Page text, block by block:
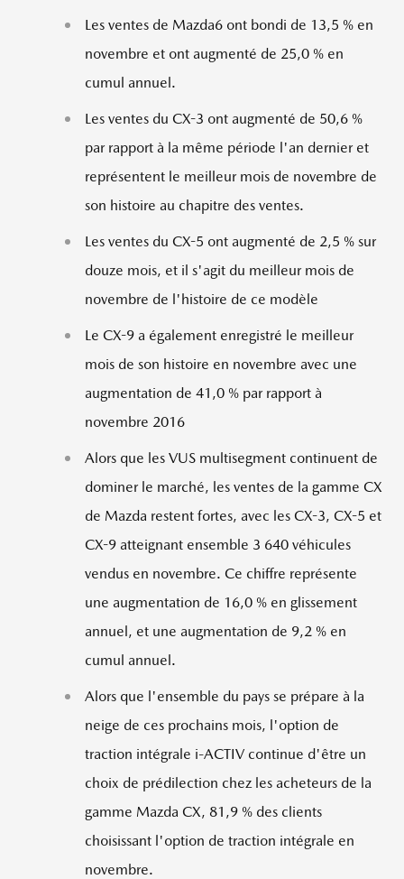
Les ventes de Mazda6 ont bondi de 13,5 % en
novembre et ont augmenté de 25,0 % en
cumul annuel.
Les ventes du CX-3 ont augmenté de 50,6 %
par rapport à la même période l'an dernier et
représentent le meilleur mois de novembre de
son histoire au chapitre des ventes.
Les ventes du CX-5 ont augmenté de 2,5 % sur
douze mois, et il s'agit du meilleur mois de
novembre de l'histoire de ce modèle
Le CX-9 a également enregistré le meilleur
mois de son histoire en novembre avec une
augmentation de 41,0 % par rapport à
novembre 2016
Alors que les VUS multisegment continuent de
dominer le marché, les ventes de la gamme CX
de Mazda restent fortes, avec les CX-3, CX-5 et
CX-9 atteignant ensemble 3 640 véhicules
vendus en novembre. Ce chiffre représente
une augmentation de 16,0 % en glissement
annuel, et une augmentation de 9,2 % en
cumul annuel.
Alors que l'ensemble du pays se prépare à la
neige de ces prochains mois, l'option de
traction intégrale i-ACTIV continue d'être un
choix de prédilection chez les acheteurs de la
gamme Mazda CX, 81,9 % des clients
choisissant l'option de traction intégrale en
novembre.